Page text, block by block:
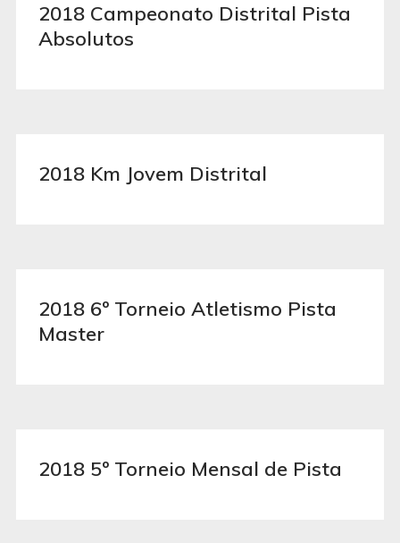
2018 Campeonato Distrital Pista
Absolutos
2018 Km Jovem Distrital
2018 6º Torneio Atletismo Pista
Master
2018 5º Torneio Mensal de Pista